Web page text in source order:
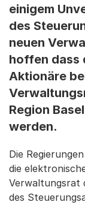
einigem
des
neuen
hoffen dass
Aktionäre
Region
werden.
Die
die
Verwaltungsrat
des